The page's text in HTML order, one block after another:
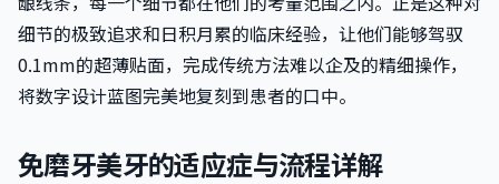
细节的极致追求和日积月累的临床经验，让他们能够驾驭
0.1mm的超薄贴面，完成传统方法难以企及的精细操作，
将数字设计蓝图完美地复刻到患者的口中。
免磨牙美牙的适应症与流程详解